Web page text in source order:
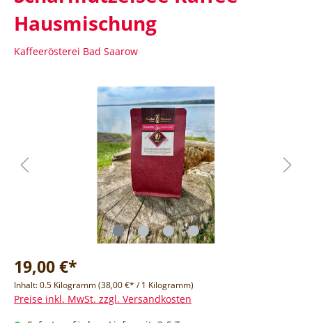
Hausmischung
Kaffeerösterei Bad Saarow
19,00 €*
Inhalt:0.5 Kilogramm(38,00 €* / 1 Kilogramm)
Preise inkl. MwSt. zzgl. Versandkosten